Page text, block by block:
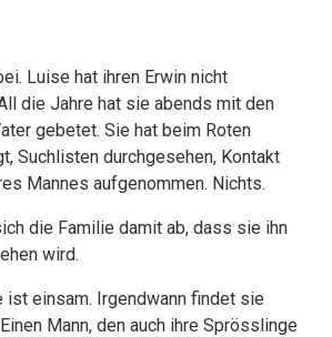
Luise hat ihren Erwin nicht
die Jahre hat sie abends mit den
gebetet. Sie hat beim Roten
Suchlisten durchgesehen, Kontakt
Mannes aufgenommen. Nichts.
die Familie damit ab, dass sie ihn
wird.
ist einsam. Irgendwann findet sie
Mann, den auch ihre Sprösslinge